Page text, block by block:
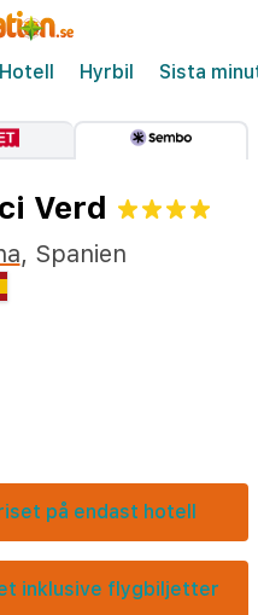
Hotell Hyrbil Sista
Verd
, Spanien
på endast hotell
inklusive flygbiljetter